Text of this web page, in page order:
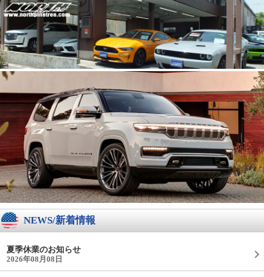
NEWS/新着情報
夏季休業のお知らせ
2026年08月08日